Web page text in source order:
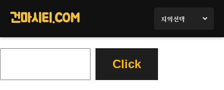
가
건마시티.COM
Click